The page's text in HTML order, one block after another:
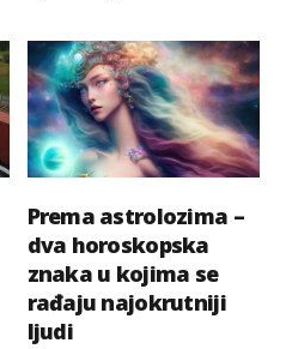
Prema astrolozima –
dva horoskopska
znaka u kojima se
rađaju najokrutniji
ljudi